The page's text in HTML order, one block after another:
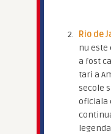
Rio de
nu este
a fost
tari a
secole
oficiala